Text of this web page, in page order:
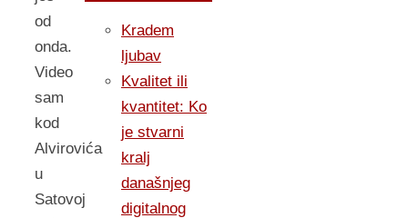
od
onda.
Video
sam
kod
Alvirovića
u
Satovoj
Kradem
ljubav
Kvalitet ili
kvantitet: Ko
je stvarni
kralj
današnjeg
digitalnog